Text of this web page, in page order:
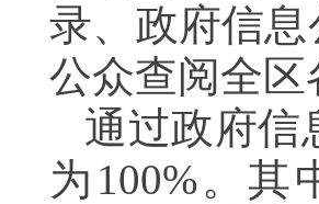
录、政府信
公众查阅全
通过政府信
为100%。